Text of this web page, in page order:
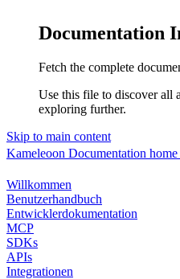
Documentation
Fetch the complete
Use this file to discover all
exploring further.
Skip to main content
Kameleoon Documentation home
Willkommen
Benutzerhandbuch
Entwicklerdokumentation
MCP
SDKs
APIs
Integrationen